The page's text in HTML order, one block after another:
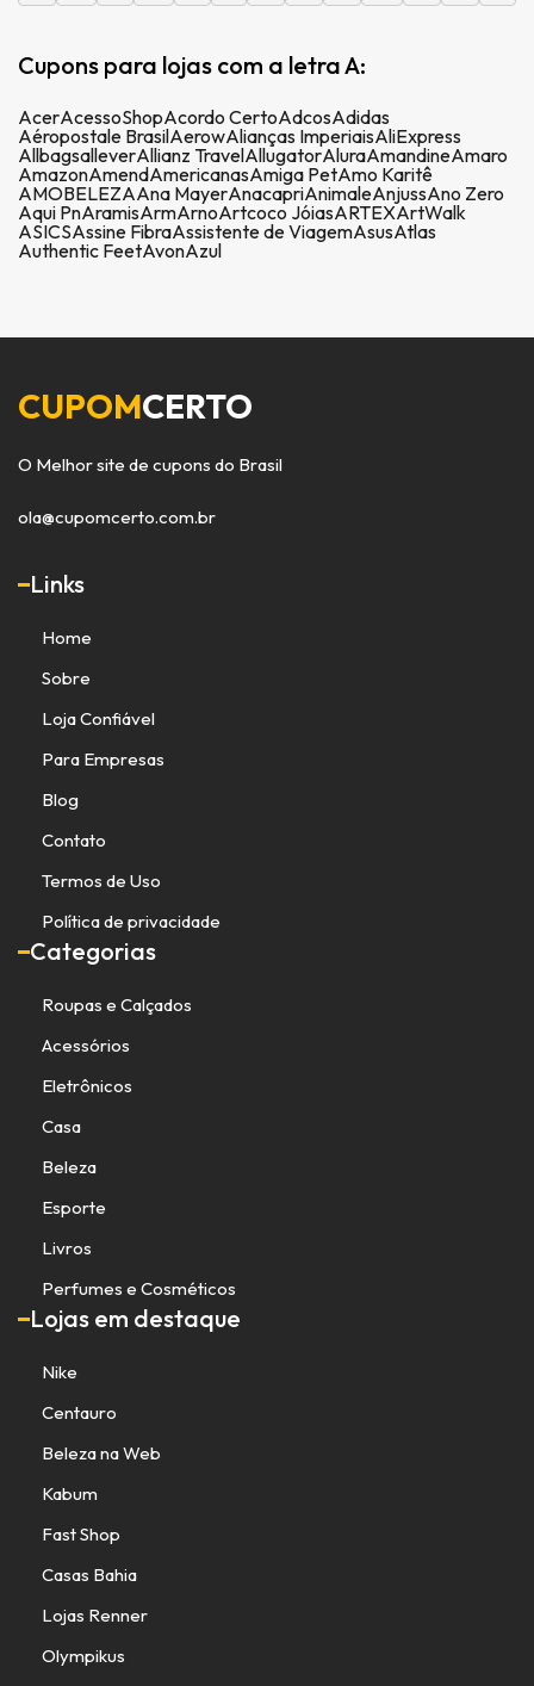
Cupons para lojas com a letra A:
AcerAcessoShopAcordo CertoAdcosAdidas
Aéropostale BrasilAerowAlianças ImperiaisAliExpress
AllbagsalleverAllianz TravelAllugatorAluraAmandineAmaro
AmazonAmendAmericanasAmiga PetAmo Karitê
AMOBELEZAAna MayerAnacapriAnimaleAnjussAno Zero
Aqui PnAramisArmArnoArtcoco JóiasARTEXArtWalk
ASICSAssine FibraAssistente de ViagemAsusAtlas
Authentic FeetAvonAzul
CUPOMCERTO
O Melhor site de cupons do Brasil
ola@cupomcerto.com.br
Links
Home
Sobre
Loja Confiável
Para Empresas
Blog
Contato
Termos de Uso
Política de privacidade
Categorias
Roupas e Calçados
Acessórios
Eletrônicos
Casa
Beleza
Esporte
Livros
Perfumes e Cosméticos
Lojas em destaque
Nike
Centauro
Beleza na Web
Kabum
Fast Shop
Casas Bahia
Lojas Renner
Olympikus